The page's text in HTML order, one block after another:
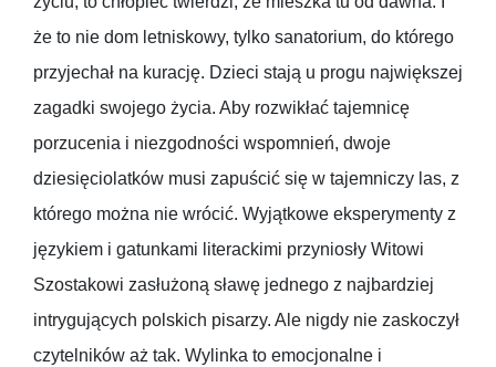
że to nie dom letniskowy, tylko sanatorium, do którego
przyjechał na kurację. Dzieci stają u progu największej
zagadki swojego życia. Aby rozwikłać tajemnicę
porzucenia i niezgodności wspomnień, dwoje
dziesięciolatków musi zapuścić się w tajemniczy las, z
którego można nie wrócić. Wyjątkowe eksperymenty z
językiem i gatunkami literackimi przyniosły Witowi
Szostakowi zasłużoną sławę jednego z najbardziej
intrygujących polskich pisarzy. Ale nigdy nie zaskoczył
czytelników aż tak. Wylinka to emocjonalne i